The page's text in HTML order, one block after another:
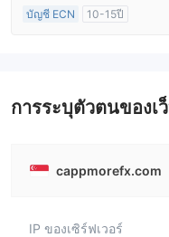
บัญชี ECN
10-15ปี
การระบุตัวตนของเ
cappmorefx.com
IP ของเซิร์ฟเวอร์